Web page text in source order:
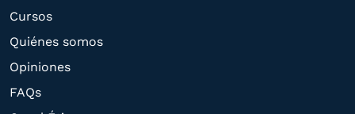
oferta de productos y servicios de acuerdo
a su petición. Quedan reconocidos los
limitación, tal y como se explica en la
Cursos
Quiénes somos
Opiniones
FAQs